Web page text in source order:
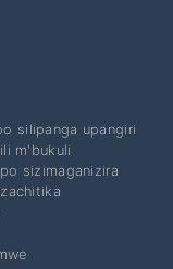
silipanga upangiri
m'bukuli
sizimaganizira